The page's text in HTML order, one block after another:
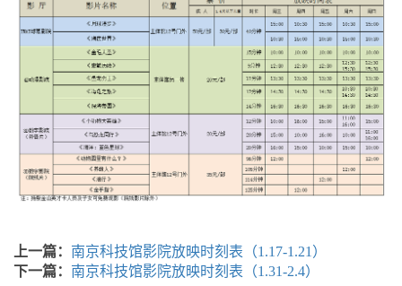
上一篇： 南京科技馆影院放映时刻表（1.17-1.21）
下一篇： 南京科技馆影院放映时刻表（1.31-2.4）